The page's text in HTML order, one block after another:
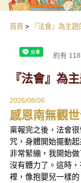
首頁 『法會』為主
『法會』為
約有
2026/08/06
感恩南無觀
稟報完之後，法會
咒，身體開始擺動
非常緊繃，我開始
沒有體力了。這時
裡，像抱嬰兒一樣